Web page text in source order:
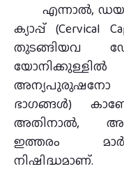
എന്നാൽ,
ക്യാപ്പ് (Cervical
തുടങ്ങിയവ
അന്യപുരുഷനോ
ഭാഗങ്ങൾ)
അതിനാൽ,
ഇത്തരം
നിഷിദ്ധമാണ്.